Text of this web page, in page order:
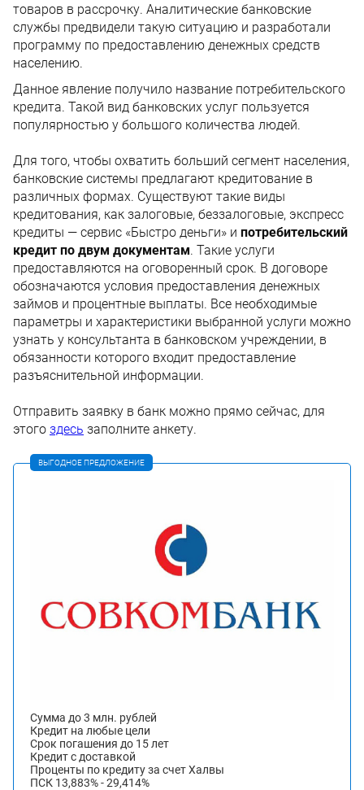
товаров в рассрочку. Аналитические банковские
службы предвидели такую ситуацию и разработали
программу по предоставлению денежных средств
населению.
Данное явление получило название потребительского
кредита. Такой вид банковских услуг пользуется
популярностью у большого количества людей.
Для того, чтобы охватить больший сегмент населения,
банковские системы предлагают кредитование в
различных формах. Существуют такие виды
кредитования, как залоговые, беззалоговые, экспресс
кредиты — сервис «Быстро деньги» и потребительский
кредит по двум документам. Такие услуги
предоставляются на оговоренный срок. В договоре
обозначаются условия предоставления денежных
займов и процентные выплаты. Все необходимые
параметры и характеристики выбранной услуги можно
узнать у консультанта в банковском учреждении, в
обязанности которого входит предоставление
разъяснительной информации.
Отправить заявку в банк можно прямо сейчас, для
этого здесь заполните анкету.
ВЫГОДНОЕ ПРЕДЛОЖЕНИЕ
Сумма до 3 млн. рублей
Кредит на любые цели
Срок погашения до 15 лет
Кредит с доставкой
Проценты по кредиту за счет Халвы
ПСК 13,883% - 29,414%